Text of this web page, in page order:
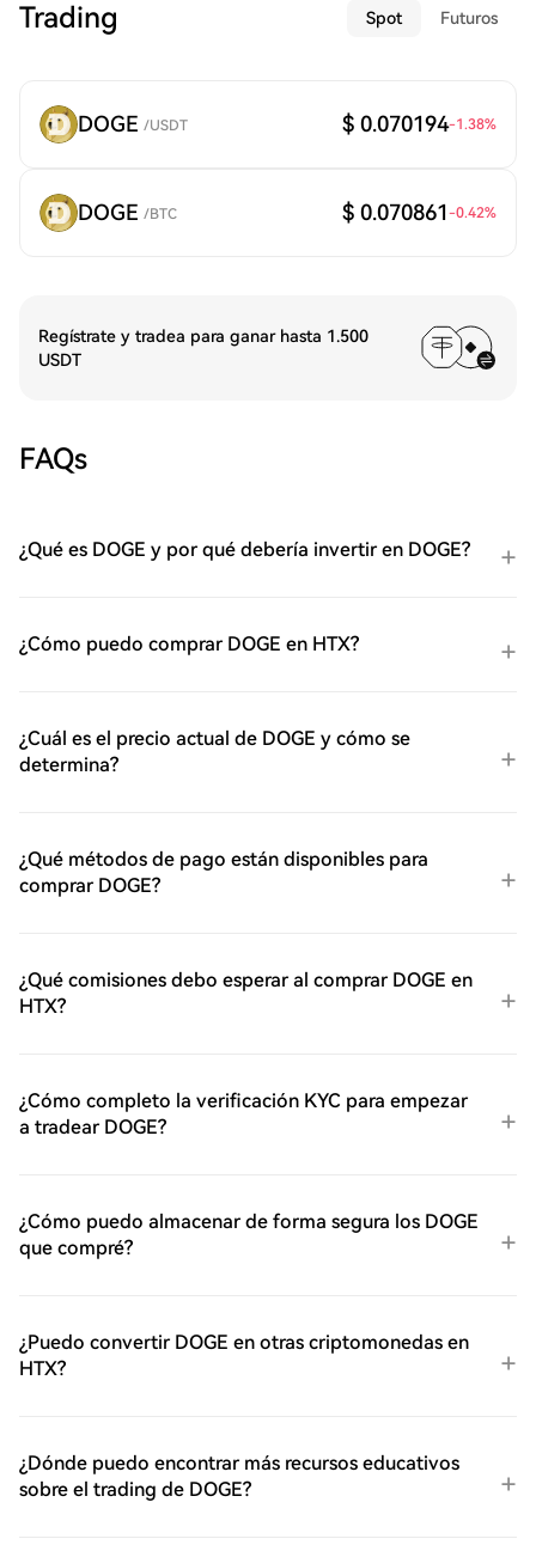
Trading Spot Futuros
DOGE /USDT $ 0.070194-1.38%
DOGE /BTC $ 0.070861 -0.42%
Regístrate y tradea para ganar hasta 1.500
USDT
FAQs
¿Qué es DOGE y por qué debería invertir en DOGE?
¿Cómo puedo comprar DOGE en HTX?
¿Cuál es el precio actual de DOGE y cómo se
determina?
¿Qué métodos de pago están disponibles para
comprar DOGE?
¿Qué comisiones debo esperar al comprar DOGE en
HTX?
¿Cómo completo la verificación KYC para empezar
a tradear DOGE?
¿Cómo puedo almacenar de forma segura los DOGE
que compré?
¿Puedo convertir DOGE en otras criptomonedas en
HTX?
¿Dónde puedo encontrar más recursos educativos
sobre el trading de DOGE?